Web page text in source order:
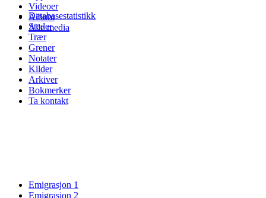
Videoer
Album
Alle media
Databasestatistikk
Steder
Trær
Grener
Notater
Kilder
Arkiver
Bokmerker
Ta kontakt
Emigrasjon 1
Emigrasjon 2